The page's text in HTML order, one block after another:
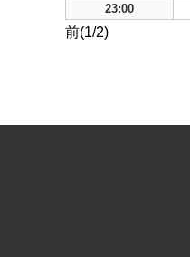
23:00
前(1/2)